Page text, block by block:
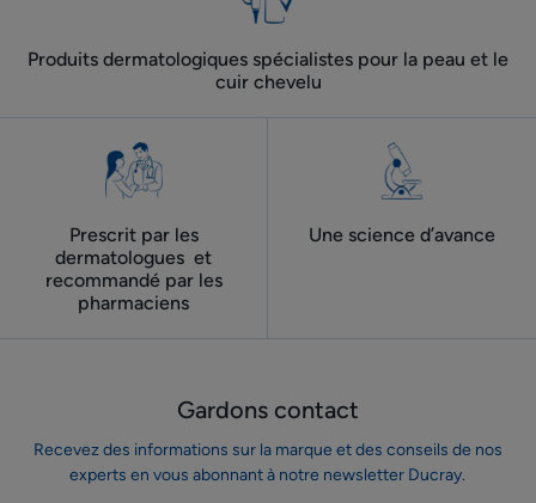
Produits dermatologiques spécialistes pour la peau et le
cuir chevelu
Prescrit par les
dermatologues ​ et
recommandé par les
pharmaciens
Une science d’avance
Gardons contact
Recevez des informations sur la marque et des conseils de nos
experts en vous abonnant à notre newsletter Ducray.